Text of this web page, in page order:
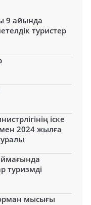
9 айында
туристер
іске
2024 жылға
туризмді
мысығы